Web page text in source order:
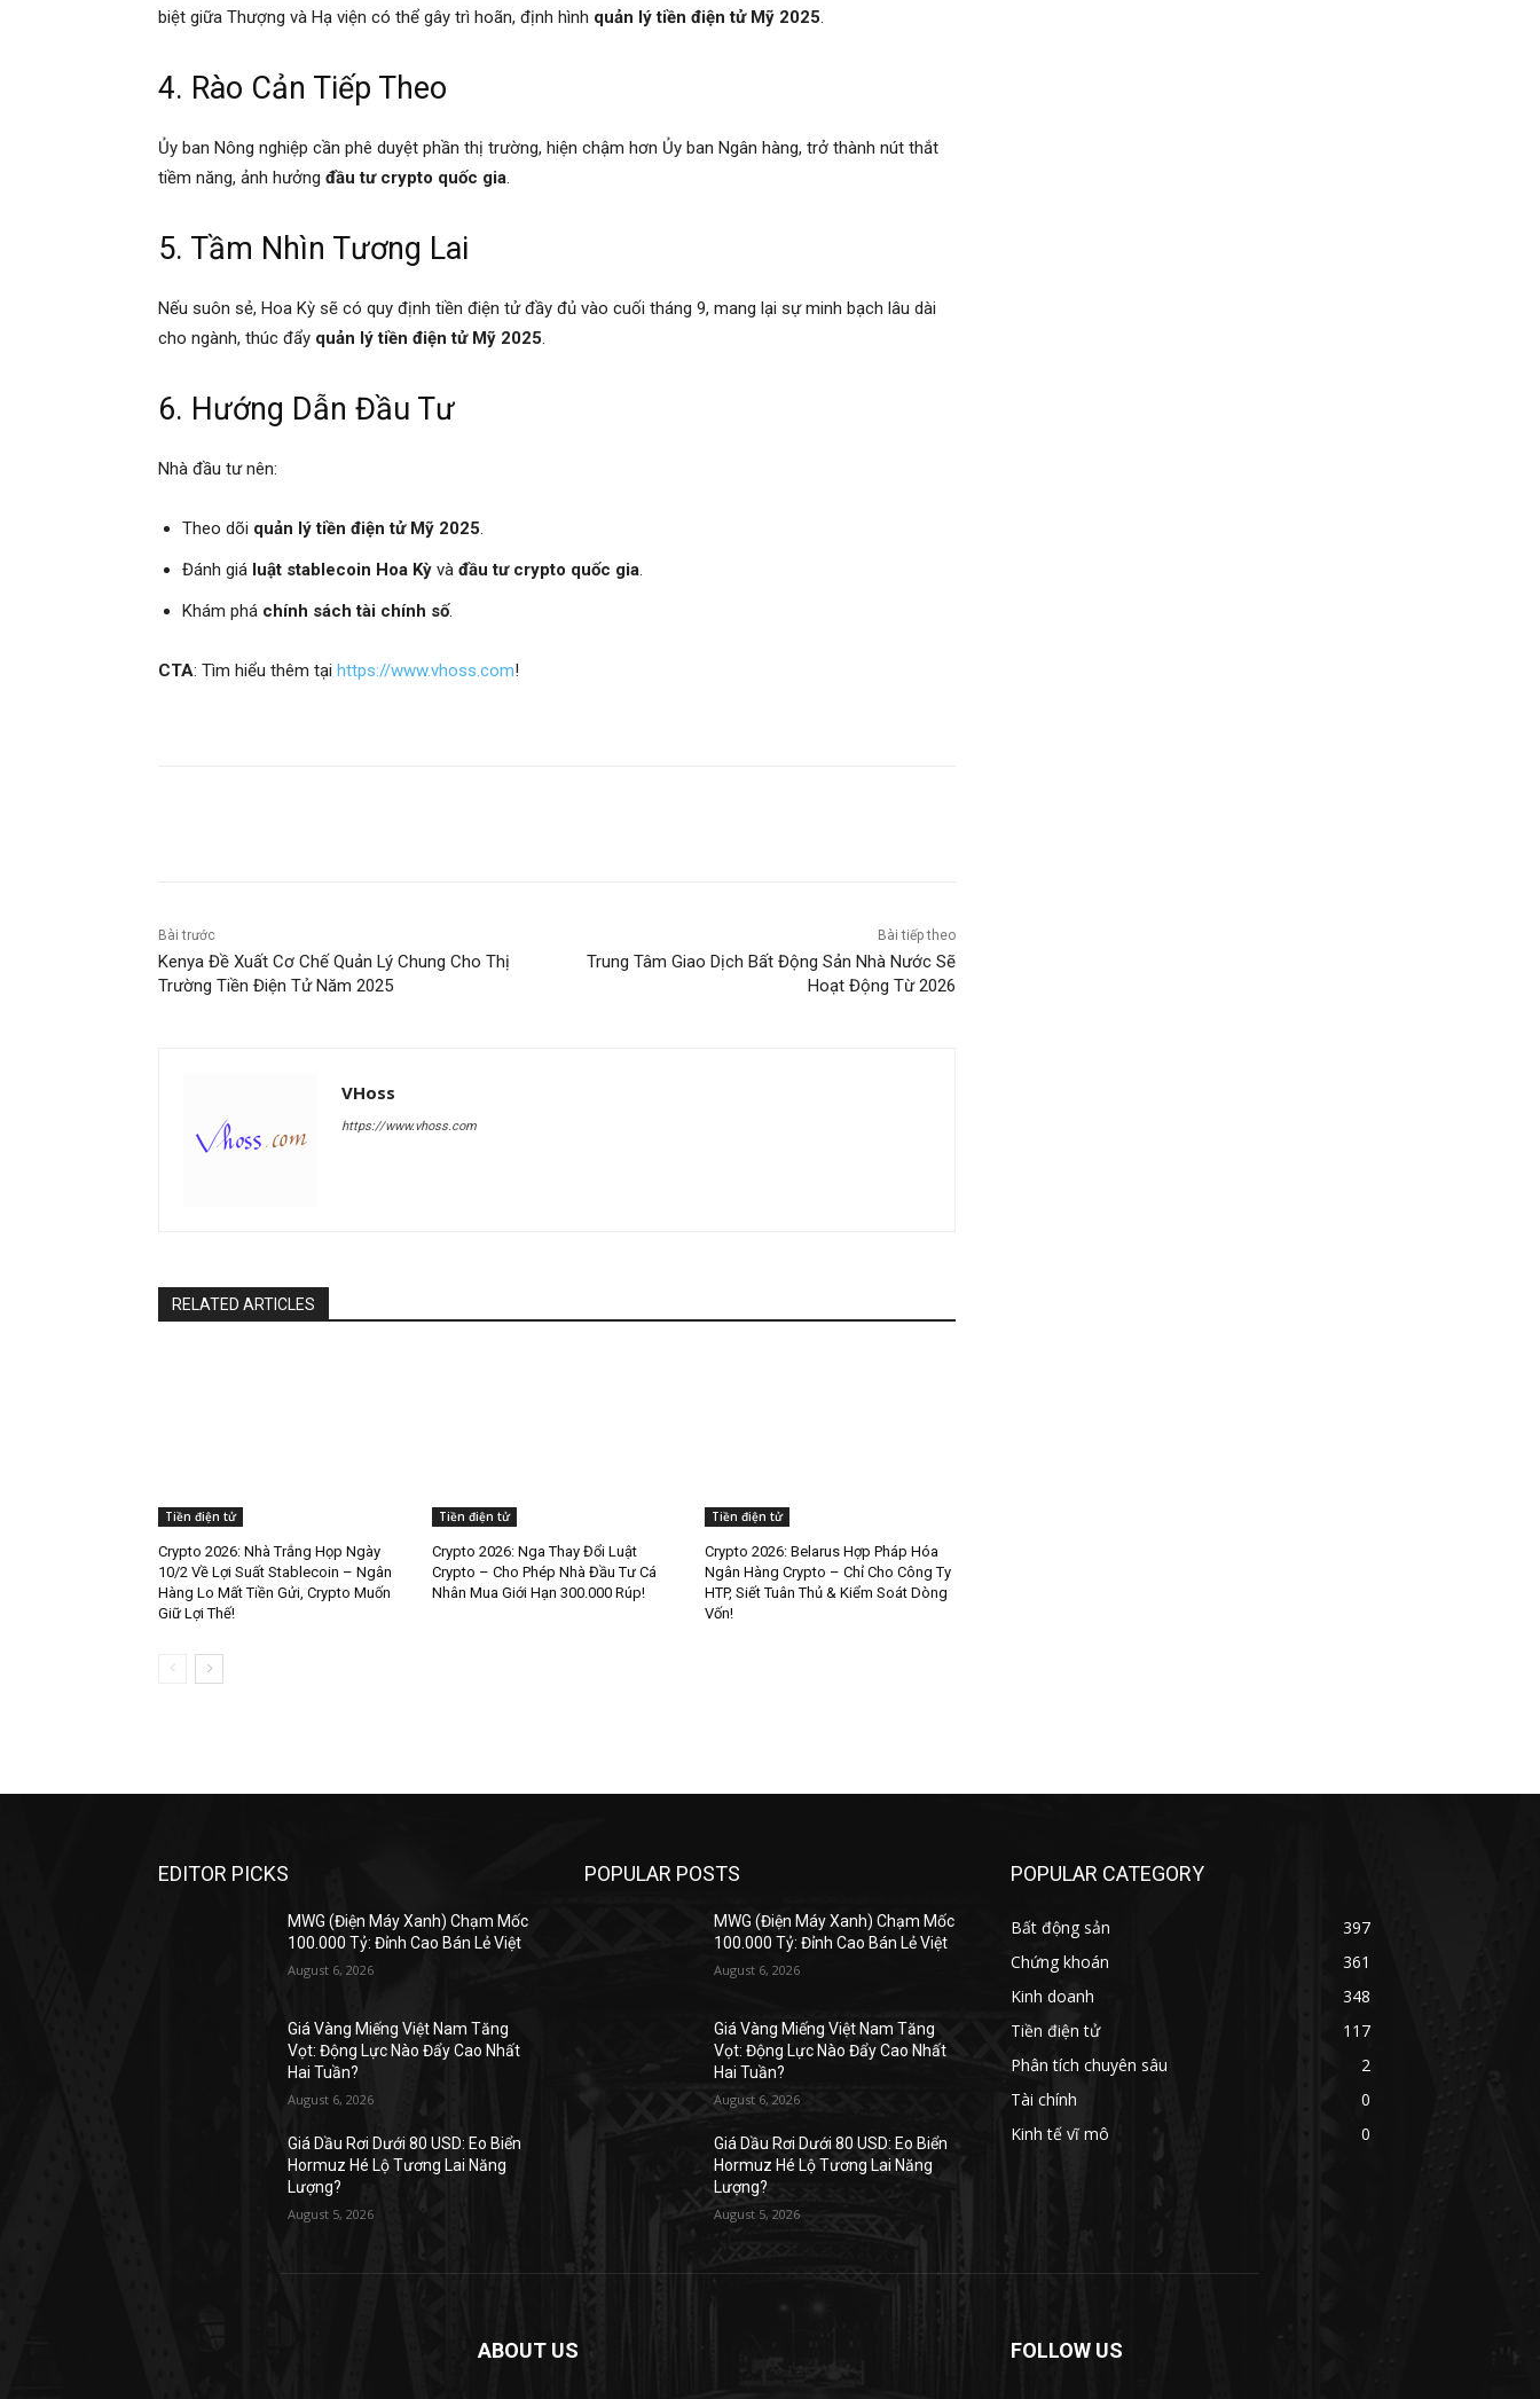
biệt giữa Thượng và Hạ viện có thể gây trì hoãn, định hình quản lý tiền điện tử Mỹ 2025.
4. Rào Cản Tiếp Theo
Ủy ban Nông nghiệp cần phê duyệt phần thị trường, hiện chậm hơn Ủy ban Ngân hàng, trở thành nút thắt
tiềm năng, ảnh hưởng đầu tư crypto quốc gia.
5. Tầm Nhìn Tương Lai
Nếu suôn sẻ, Hoa Kỳ sẽ có quy định tiền điện tử đầy đủ vào cuối tháng 9, mang lại sự minh bạch lâu dài
cho ngành, thúc đẩy quản lý tiền điện tử Mỹ 2025.
6. Hướng Dẫn Đầu Tư
Nhà đầu tư nên:
Theo dõi quản lý tiền điện tử Mỹ 2025.
Đánh giá luật stablecoin Hoa Kỳ và đầu tư crypto quốc gia.
Khám phá chính sách tài chính số.
CTA: Tìm hiểu thêm tại https://www.vhoss.com!
Bài trước
Kenya Đề Xuất Cơ Chế Quản Lý Chung Cho Thị
Trường Tiền Điện Tử Năm 2025
Bài tiếp theo
Trung Tâm Giao Dịch Bất Động Sản Nhà Nước Sẽ
Hoạt Động Từ 2026
VHoss
https://www.vhoss.com
RELATED ARTICLES
Tiền điện tử
Crypto 2026: Nhà Trắng Họp Ngày
10/2 Về Lợi Suất Stablecoin – Ngân
Hàng Lo Mất Tiền Gửi, Crypto Muốn
Giữ Lợi Thế!
Tiền điện tử
Crypto 2026: Nga Thay Đổi Luật
Crypto – Cho Phép Nhà Đầu Tư Cá
Nhân Mua Giới Hạn 300.000 Rúp!
Tiền điện tử
Crypto 2026: Belarus Hợp Pháp Hóa
Ngân Hàng Crypto – Chỉ Cho Công Ty
HTP, Siết Tuân Thủ & Kiểm Soát Dòng
Vốn!
EDITOR PICKS
MWG (Điện Máy Xanh) Chạm Mốc
100.000 Tỷ: Đỉnh Cao Bán Lẻ Việt
August 6, 2026
Giá Vàng Miếng Việt Nam Tăng
Vọt: Động Lực Nào Đẩy Cao Nhất
Hai Tuần?
August 6, 2026
Giá Dầu Rơi Dưới 80 USD: Eo Biển
Hormuz Hé Lộ Tương Lai Năng
Lượng?
August 5, 2026
POPULAR POSTS
MWG (Điện Máy Xanh) Chạm Mốc
100.000 Tỷ: Đỉnh Cao Bán Lẻ Việt
August 6, 2026
Giá Vàng Miếng Việt Nam Tăng
Vọt: Động Lực Nào Đẩy Cao Nhất
Hai Tuần?
August 6, 2026
Giá Dầu Rơi Dưới 80 USD: Eo Biển
Hormuz Hé Lộ Tương Lai Năng
Lượng?
August 5, 2026
POPULAR CATEGORY
Bất động sản
397
Chứng khoán
361
Kinh doanh
348
Tiền điện tử
117
Phân tích chuyên sâu
2
Tài chính
0
Kinh tế vĩ mô
0
ABOUT US FOLLOW US